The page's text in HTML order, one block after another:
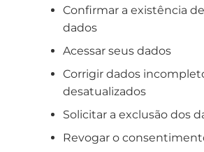
Confirmar a existência
dados
Acessar seus dados
Corrigir dados
desatualizados
Solicitar a exclusão dos
Revogar o